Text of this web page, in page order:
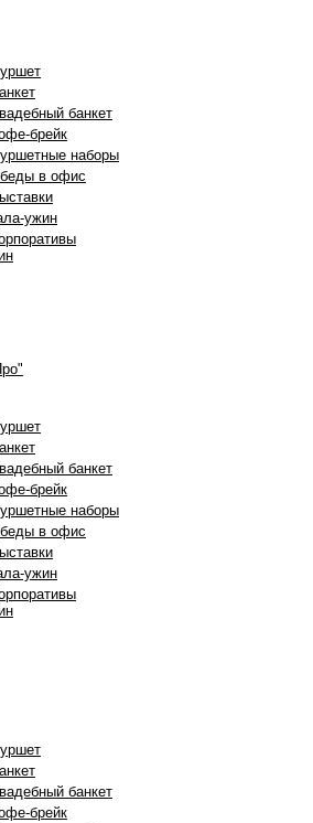
банкет
брейк
наборы
в офис
ужин
банкет
брейк
наборы
в офис
ужин
банкет
брейк